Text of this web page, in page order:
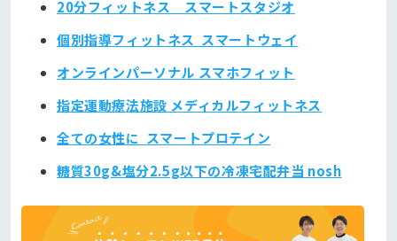
20分フィットネス スマートスタジオ
個別指導フィットネス スマートウェイ
オンラインパーソナル スマホフィット
指定運動療法施設 メディカルフィットネス
全ての女性に スマートプロテイン
糖質30g&塩分2.5g以下の冷凍宅配弁当 nosh